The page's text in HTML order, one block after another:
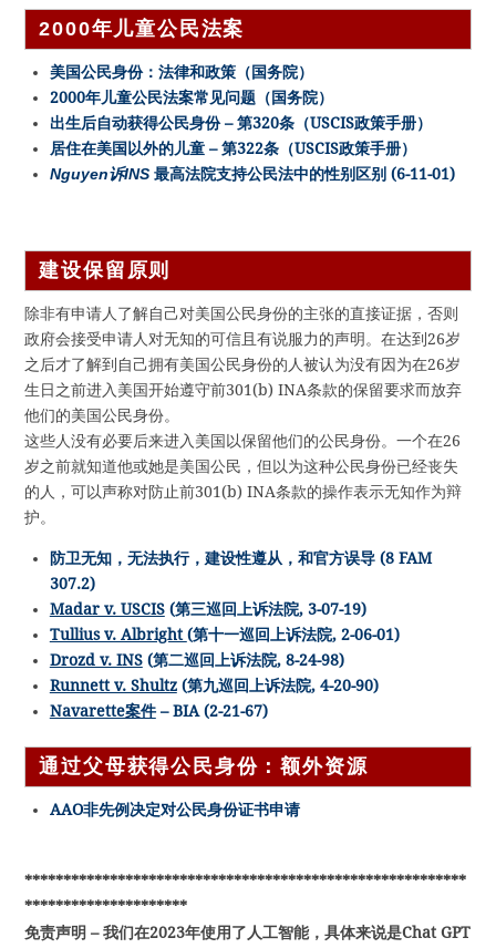
2000年儿童公民法案
美国公民身份：法律和政策（国务院）
2000年儿童公民法案常见问题（国务院）
出生后自动获得公民身份 – 第320条（USCIS政策手册）
居住在美国以外的儿童 – 第322条（USCIS政策手册）
Nguyen诉INS最高法院支持公民法中的性别区别 (6-11-01)
建设保留原则
除非有申请人了解自己对美国公民身份的主张的直接证据，否则
政府会接受申请人对无知的可信且有说服力的声明。在达到26岁
之后才了解到自己拥有美国公民身份的人被认为没有因为在26岁
生日之前进入美国开始遵守前301(b) INA条款的保留要求而放弃
他们的美国公民身份。
这些人没有必要后来进入美国以保留他们的公民身份。一个在26
岁之前就知道他或她是美国公民，但以为这种公民身份已经丧失
的人，可以声称对防止前301(b) INA条款的操作表示无知作为辩
护。
防卫无知，无法执行，建设性遵从，和官方误导 (8 FAM
307.2)
Madar v. USCIS(第三巡回上诉法院, 3-07-19)
Tullius v. Albright (第十一巡回上诉法院, 2-06-01)
Drozd v. INS(第二巡回上诉法院, 8-24-98)
Runnett v. Shultz(第九巡回上诉法院, 4-20-90)
Navarette案件– BIA (2-21-67)
通过父母获得公民身份：额外资源
AAO非先例决定对公民身份证书申请
*********************************************************
*********************
免责声明 – 我们在2023年使用了人工智能，具体来说是Chat GPT